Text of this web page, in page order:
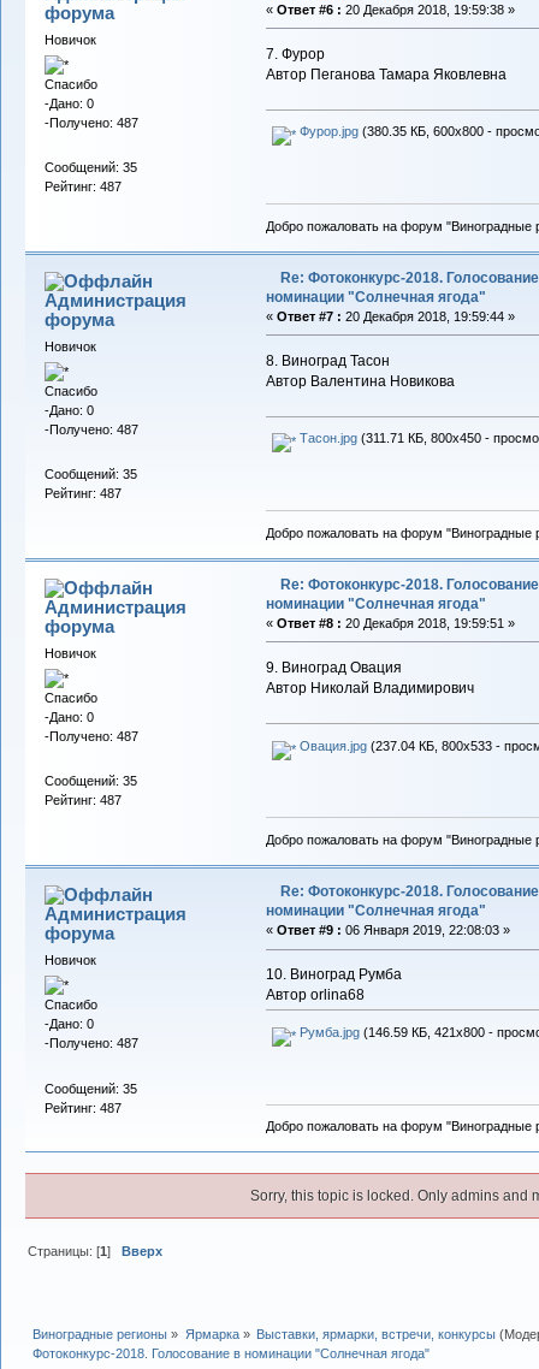
форума
Новичок
Спасибо
-Дано: 0
-Получено: 487
Сообщений: 35
Рейтинг: 487
« Ответ #6 : 20 Декабря 2018, 19:59:38 »
7. Фурор
Автор Пеганова Тамара Яковлевна
Фурор.jpg(380.35 КБ, 600x800 -
Добро пожаловать на форум "Виноградные
Администрация
форума
Новичок
Спасибо
-Дано: 0
-Получено: 487
Сообщений: 35
Рейтинг: 487
Re: Фотоконкурс-2018.
номинации "Солнечная ягода"
« Ответ #7 : 20 Декабря 2018, 19:59:44 »
8. Виноград Тасон
Автор Валентина Новикова
Тасон.jpg(311.71 КБ, 800x450 -
Добро пожаловать на форум "Виноградные
Администрация
форума
Новичок
Спасибо
-Дано: 0
-Получено: 487
Сообщений: 35
Рейтинг: 487
Re: Фотоконкурс-2018.
номинации "Солнечная ягода"
« Ответ #8 : 20 Декабря 2018, 19:59:51 »
9. Виноград Овация
Автор Николай Владимирович
Овация.jpg(237.04 КБ, 800x533 -
Добро пожаловать на форум "Виноградные
Администрация
форума
Новичок
Спасибо
-Дано: 0
-Получено: 487
Сообщений: 35
Рейтинг: 487
Re: Фотоконкурс-2018.
номинации "Солнечная ягода"
« Ответ #9 : 06 Января 2019, 22:08:03 »
10. Виноград Румба
Автор orlina68
Румба.jpg(146.59 КБ, 421x800 -
Добро пожаловать на форум "Виноградные
Sorry, this topic is locked. Only admins and
Страницы: [1]Вверх
Виноградные регионы » Ярмарка» Выставки, ярмарки, встречи, конкурсы
Фотоконкурс-2018. Голосование в номинации "Солнечная ягода"